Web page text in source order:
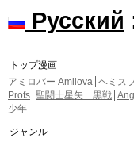
Русский
トップ漫画
アミロバー Amilova ヘミス
Profs 聖闘士星矢 黒戦
少年
ジャンル